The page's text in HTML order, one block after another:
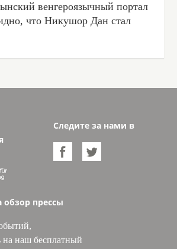
венгероязычный портал
что Никушор Дан стал
Следите за нами в
 
обзор прессы
на наш бесплатный